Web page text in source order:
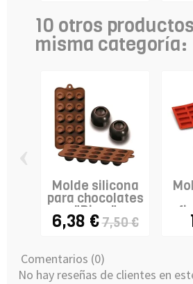
10 otros
misma categoría:
Molde silicona
para chocolates
"Diam"
6,38 €7,50 €
Comentarios (0)
No hay reseñas de clientes en